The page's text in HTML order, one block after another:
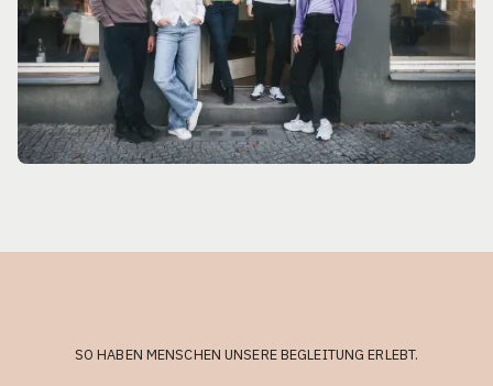
SO HABEN MENSCHEN UNSERE BEGLEITUNG ERLEBT.